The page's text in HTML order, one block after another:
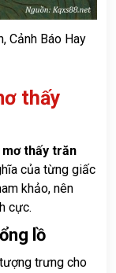
Cảnh Báo Hay
thấy
mơ thấy trăn
của từng giấc
khảo, nên
cực.
lồ
trưng cho